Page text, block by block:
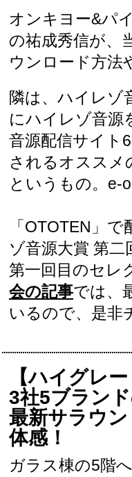
オンキヨー&パ
の祐成秀信が、
ウンロード方法
隣は、ハイレゾ
にハイレゾ音源
音源配信サイト
されるオススメ
というもの。e-
「OTOTEN」
ゾ音源大賞 第
第一回目のセレ
会の記事では、
いるので、是非
【ハイグレ
3社5ブラン
最新サラウ
体感！
ガラス棟の5階